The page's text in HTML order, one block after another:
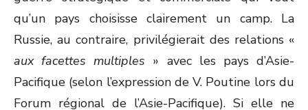
qu’un pays choisisse clairement un camp. La
Russie, au contraire, privilégierait des relations «
aux facettes multiples » avec les pays d’Asie-
Pacifique (selon l’expression de V. Poutine lors du
Forum régional de l’Asie-Pacifique). Si elle ne